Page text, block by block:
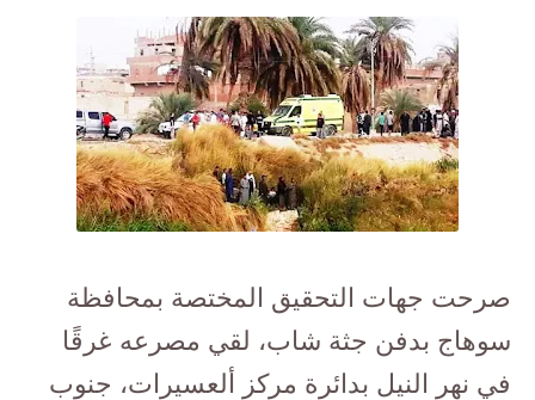
صرحت جهات التحقيق المختصة بمحافظة
سوهاج بدفن جثة شاب، لقي مصرعه غرقًا
في نهر النيل بدائرة مركز ألعسيرات، جنوب